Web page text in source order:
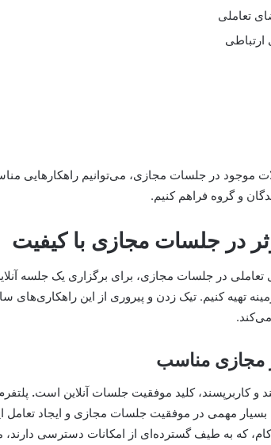
تعاملی
موجود در جلسات مجازی، می‌توانیم راهکارهایی
و گروه فراهم کنیم.
در جلسات مجازی با کیفیت
در جلسات مجازی، برای برگزاری یک جلسه
تهیه کنیم. تیک زدن و پیروری از این
مجازی مناسب
و کاربرپسند، کلید موفقیت جلسات آنلاین است.
مهمی در موفقیت جلسات مجازی و ایجاد تعامل
که به طیف گسترده‌ای از امکانات دسترسی